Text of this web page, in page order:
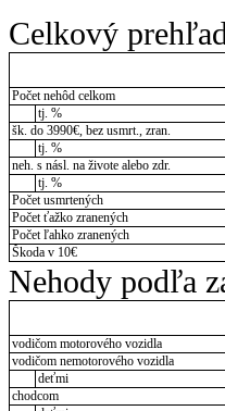
Celkový
Počet nehôd celkom
tj. %
šk. do 3990€, bez usmrt., zran.
tj. %
neh. s násl. na živote alebo zdr.
tj. %
Počet usmrtených
Počet ťažko zranených
Počet ľahko zranených
Škoda v 10€
Nehody podľa
vodičom motorového vozidla
vodičom nemotorového vozidla
deťmi
chodcom